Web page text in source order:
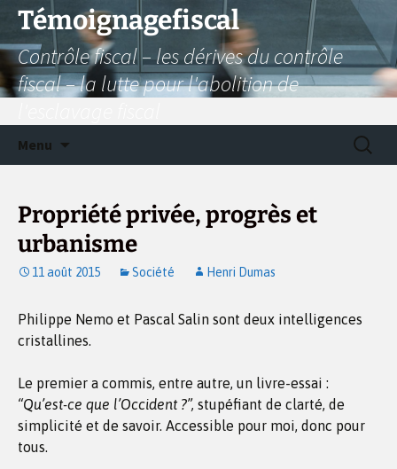
Aller
contenu
Témoignagefiscal
Contrôle fiscal – les dérives du contrôle
fiscal – la lutte pour l'abolition de
Menu
Propriété privée, progrès et
urbanisme
11 août 2015 Société Henri Dumas
Philippe Nemo et Pascal Salin sont deux intelligences
cristallines.
Le premier a commis, entre autre, un livre-essai :
“Qu’est-ce que l’Occident ?”, stupéfiant de clarté, de
simplicité et de savoir. Accessible pour moi, donc pour
tous.